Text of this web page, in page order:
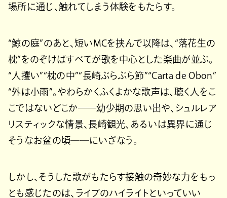
場所に通じ、触れてしまう体験をもたらす。
“鯨の庭”のあと、短いMCを挟んで以降は、“落花生の
枕”をのぞけばすべてが歌を中心とした楽曲が並ぶ。
“人攫い”“枕の中”“長崎ぶらぶら節”“Carta de Obon”
“外は小雨”。やわらかくふくよかな歌声は、聴く人をこ
こではないどこか――幼少期の思い出や、シュルレア
リスティックな情景、長崎観光、あるいは異界に通じ
そうなお盆の頃――にいざなう。
しかし、そうした歌がもたらす接触の奇妙な力をもっ
とも感じたのは、ライブのハイライトといっていい